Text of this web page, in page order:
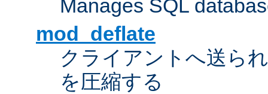
Manages SQL
mod_deflate
クライアントへ送ら
を圧縮する